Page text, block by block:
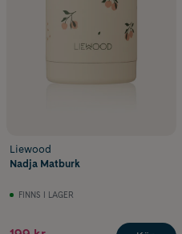
Liewood
Nadja Matburk
FINNS I LAGER